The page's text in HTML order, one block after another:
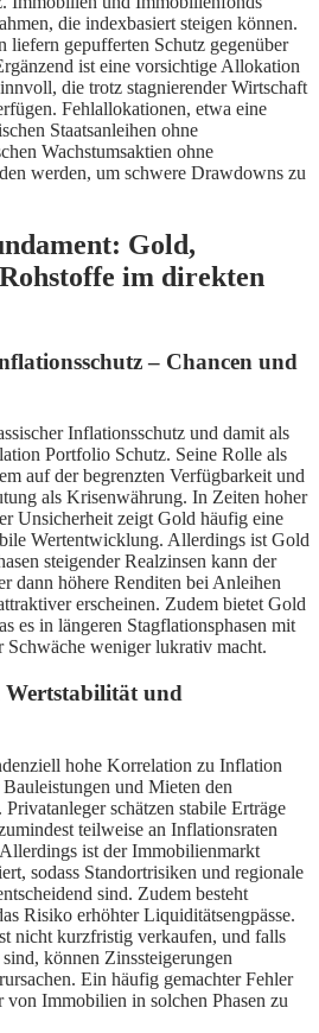
die indexbasiert steigen können.
liefern gepufferten Schutz gegenüber
ist eine vorsichtige Allokation
die trotz stagnierender Wirtschaft
Fehlallokationen, etwa eine
Staatsanleihen ohne
Wachstumsaktien ohne
werden, um schwere Drawdowns zu
Gold,
im direkten
– Chancen und
Inflationsschutz und damit als
Portfolio Schutz. Seine Rolle als
auf der begrenzten Verfügbarkeit und
als Krisenwährung. In Zeiten hoher
Unsicherheit zeigt Gold häufig eine
Wertentwicklung. Allerdings ist Gold
steigender Realzinsen kann der
dann höhere Renditen bei Anleihen
erscheinen. Zudem bietet Gold
es in längeren Stagflationsphasen mit
Schwäche weniger lukrativ macht.
Wertstabilität und
hohe Korrelation zu Inflation
und Mieten den
schätzen stabile Erträge
teilweise an Inflationsraten
ist der Immobilienmarkt
sodass Standortrisiken und regionale
sind. Zudem besteht
Risiko erhöhter Liquiditätsengpässe.
nicht kurzfristig verkaufen, und falls
können Zinssteigerungen
Ein häufig gemachter Fehler
Immobilien in solchen Phasen zu